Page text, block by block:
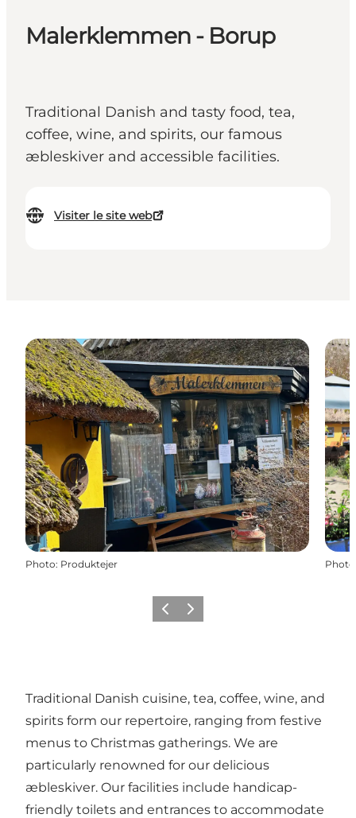
Malerklemmen - Borup
Traditional Danish and tasty food, tea,
coffee, wine, and spirits, our famous
æbleskiver and accessible facilities.
Visiter le site web
Photo: Produktejer Photo
PrécédentSuivant
Traditional Danish cuisine, tea, coffee, wine, and
spirits form our repertoire, ranging from festive
menus to Christmas gatherings. We are
particularly renowned for our delicious
æbleskiver. Our facilities include handicap-
friendly toilets and entrances to accommodate